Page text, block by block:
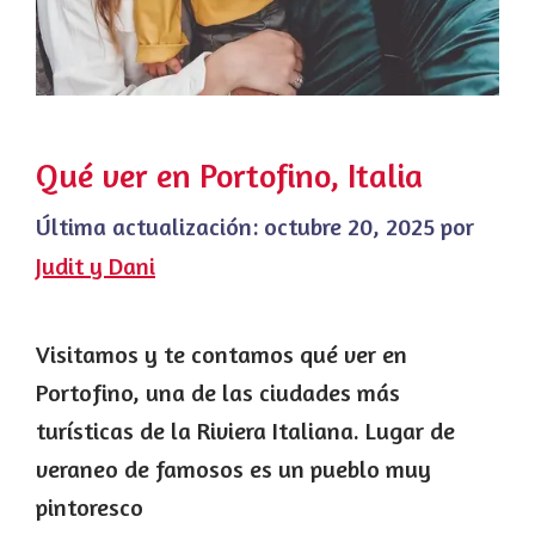
Qué ver en Portofino, Italia
Última actualización: octubre 20, 2025 por
Judit y Dani
Visitamos y te contamos qué ver en
Portofino, una de las ciudades más
turísticas de la Riviera Italiana. Lugar de
veraneo de famosos es un pueblo muy
pintoresco